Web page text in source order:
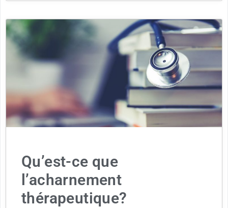
Qu’est-ce que
l’acharnement
thérapeutique?